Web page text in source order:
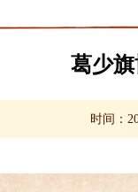
葛少
时间：